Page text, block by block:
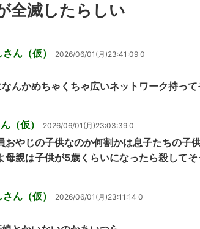
全滅したらしい
ん（仮） 2026/06/01(月)23:41:09 0
んかめちゃくちゃ広いネットワーク持っ
（仮） 2026/06/01(月)23:03:39 0
おやじの子供なのか何割かは息子たちの子
母親は子供が5歳くらいになったら殺してそ
ん（仮） 2026/06/01(月)23:11:14 0